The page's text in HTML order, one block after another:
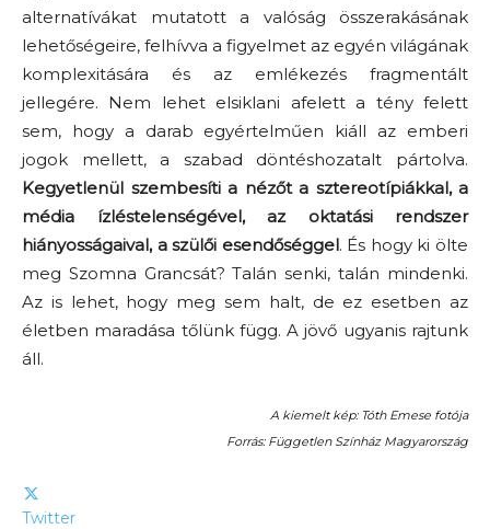
alternatívákat mutatott a valóság összerakásának
lehetőségeire, felhívva a figyelmet az egyén világának
komplexitására és az emlékezés fragmentált
jellegére. Nem lehet elsiklani afelett a tény felett
sem, hogy a darab egyértelműen kiáll az emberi
jogok mellett, a szabad döntéshozatalt pártolva.
Kegyetlenül szembesíti a nézőt a sztereotípiákkal, a
média ízléstelenségével, az oktatási rendszer
hiányosságaival, a szülői esendőséggel. És hogy ki ölte
meg Szomna Grancsát? Talán senki, talán mindenki.
Az is lehet, hogy meg sem halt, de ez esetben az
életben maradása tőlünk függ. A jövő ugyanis rajtunk
áll.
A kiemelt kép: Tóth Emese fotója
Forrás: Független Színház Magyarország
Twitter